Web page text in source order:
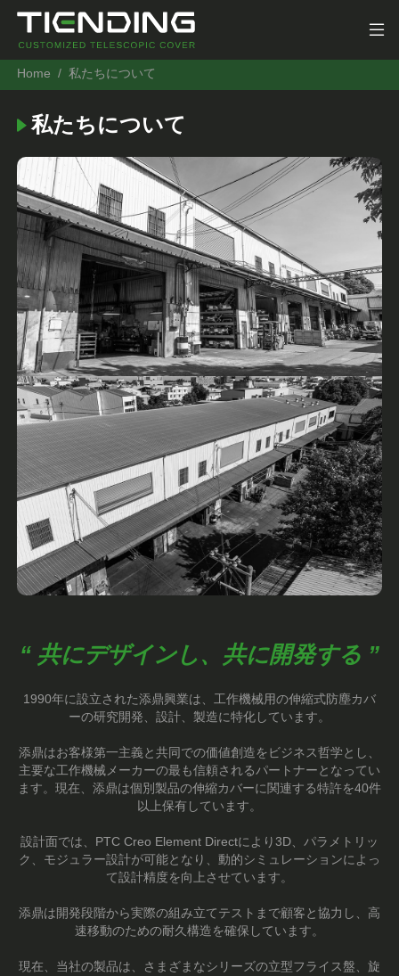
Home 私たちについて
私たちについて
“ 共にデザインし、共に開発する ”
1990年に設立された添鼎興業は、工作機械用の伸縮式防塵カバ
ーの研究開発、設計、製造に特化しています。
添鼎はお客様第一主義と共同での価値創造をビジネス哲学とし、
主要な工作機械メーカーの最も信頼されるパートナーとなってい
ます。現在、添鼎は個別製品の伸縮カバーに関連する特許を40件
以上保有しています。
設計面では、PTC Creo Element Directにより3D、パラメトリッ
ク、モジュラー設計が可能となり、動的シミュレーションによっ
て設計精度を向上させています。
添鼎は開発段階から実際の組み立てテストまで顧客と協力し、高
速移動のための耐久構造を確保しています。
現在、当社の製品は、さまざまなシリーズの立型フライス盤、旋